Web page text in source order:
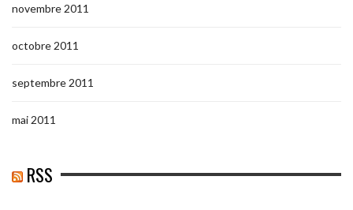
novembre 2011
octobre 2011
septembre 2011
mai 2011
RSS